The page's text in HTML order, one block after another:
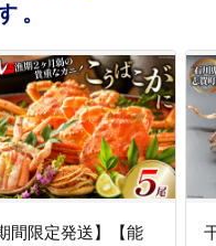
。
間限定発送】【能